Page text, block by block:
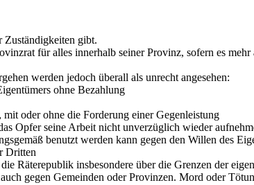
Zuständigkeiten gibt.
für alles innerhalb seiner Provinz, sofern es
werden jedoch überall als unrecht angesehen:
ohne Bezahlung
oder ohne die Forderung einer Gegenleistung
Opfer seine Arbeit nicht unverzüglich wieder
benutzt werden kann gegen den Willen des
Dritten
Räterepublik insbesondere über die Grenzen der
gegen Gemeinden oder Provinzen. Mord oder